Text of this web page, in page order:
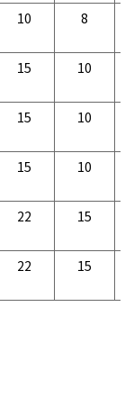
10 8
15 10
15 10
15 10
22 15
22 15